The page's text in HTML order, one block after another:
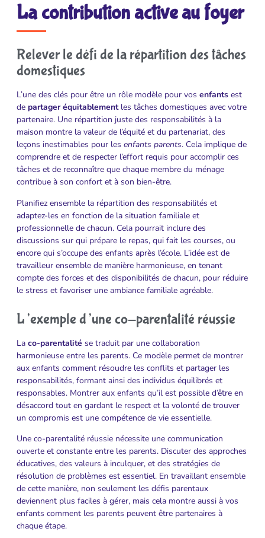
La contribution active au foyer
Relever le défi de la répartition des tâches
domestiques
L’une des clés pour être un rôle modèle pour vos enfants est
de partager équitablementles tâches domestiques avec votre
partenaire. Une répartition juste des responsabilités à la
maison montre la valeur de l’équité et du partenariat, des
leçons inestimables pour les enfants parents. Cela implique de
comprendre et de respecter l’effort requis pour accomplir ces
tâches et de reconnaître que chaque membre du ménage
contribue à son confort et à son bien-être.
Planifiez ensemble la répartition des responsabilités et
adaptez-les en fonction de la situation familiale et
professionnelle de chacun. Cela pourrait inclure des
discussions sur qui prépare le repas, qui fait les courses, ou
encore qui s’occupe des enfants après l’école. L’idée est de
travailleur ensemble de manière harmonieuse, en tenant
compte des forces et des disponibilités de chacun, pour réduire
le stress et favoriser une ambiance familiale agréable.
L’exemple d’une co-parentalité réussie
La co-parentalité se traduit par une collaboration
harmonieuse entre les parents. Ce modèle permet de montrer
aux enfants comment résoudre les conflits et partager les
responsabilités, formant ainsi des individus équilibrés et
responsables. Montrer aux enfants qu’il est possible d’être en
désaccord tout en gardant le respect et la volonté de trouver
un compromis est une compétence de vie essentielle.
Une co-parentalité réussie nécessite une communication
ouverte et constante entre les parents. Discuter des approches
éducatives, des valeurs à inculquer, et des stratégies de
résolution de problèmes est essentiel. En travaillant ensemble
de cette manière, non seulement les défis parentaux
deviennent plus faciles à gérer, mais cela montre aussi à vos
enfants comment les parents peuvent être partenaires à
chaque étape.